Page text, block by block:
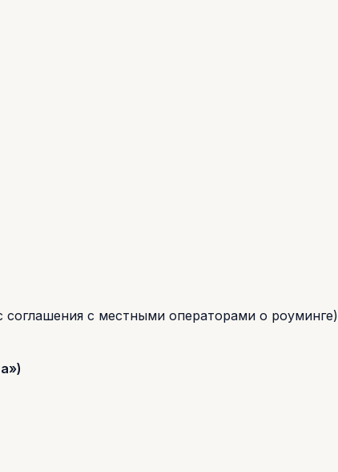
с местными операторами о роуминге)